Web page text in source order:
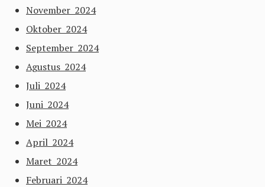
November 2024
Oktober 2024
September 2024
Agustus 2024
Juli 2024
Juni 2024
Mei 2024
April 2024
Maret 2024
Februari 2024